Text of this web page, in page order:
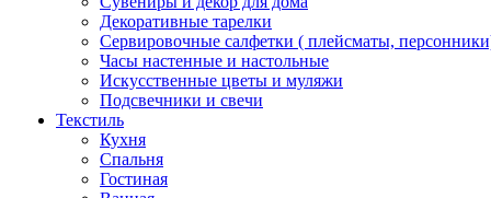
Декоративные тарелки
Сервировочные салфетки ( плейсматы,
Часы настенные и настольные
Искусственные цветы и муляжи
Подсвечники и свечи
Текстиль
Кухня
Спальня
Гостиная